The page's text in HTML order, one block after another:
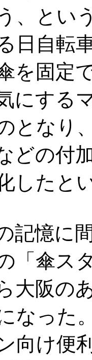
、とい
日自転
を固定
にする
となり
どの付
したと
記憶に
「傘ス
大阪の
なった
向け便